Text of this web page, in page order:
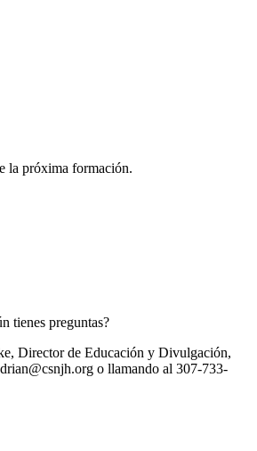
la próxima formación.
tienes preguntas?
Director de Educación y Divulgación,
o llamando al 307-733-